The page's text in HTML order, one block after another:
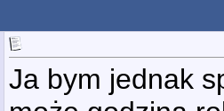
Ja bym jednak